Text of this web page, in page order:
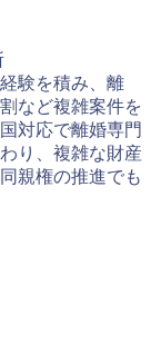
験を積み、離
など複雑案件を
対応で離婚専門
り、複雑な財産
親権の推進でも